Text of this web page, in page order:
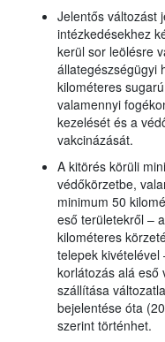
Jelentős változást
intézkedésekhez
kerül sor leölésre
állategészségügyi
kilométeres
valamennyi
kezelését és a
vakcinázását.
A kitörés körüli
védőkörzetbe,
minimum 50
eső területekről –
kilométeres
telepek
korlátozás alá eső
szállítása
bejelentése óta
szerint történhet.